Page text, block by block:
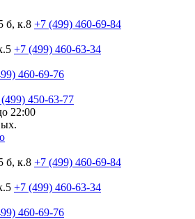
б, к.8 +7 (499) 460-69-84
+7 (499) 460-63-34
460-69-76
450-63-77
22:00
б, к.8 +7 (499) 460-69-84
+7 (499) 460-63-34
460-69-76